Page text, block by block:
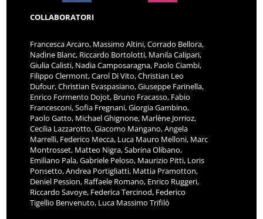
COLLABORATORI
Francesca Arcaro, Massimo Altini, Corrado Bellora,
Nadine Blanc, Riccardo Bortolotti, Manila Calipari,
Giulia Calisti, Nadia Camposaragna, Paolo Ciambi,
Filippo Clermont, Carol Di Vito, Christian Leo
Dufour, Christian Evaspasiano, Giuseppe Farinella,
Enrico Formento Dojot, Bruno Fracasso, Fabio
Francesconi, Sofia Fregnani, Giorgia Gambino,
Paolo Gatto, Michael Ghignone, Marlène Jorrioz,
Cecilia Lazzarotto, Giacomo Mangano, Angela
Marrelli, Federico Mecca, Luca Mauro Melloni, Marc
Montrosset, Matteo Nigra, Sabrina Olibano,
Emiliano Pala, Gabriele Peloso, Maurizio Pitti, Loris
Ponsetto, Andrea Portigliatti, Mattia Pramotton,
Deniel Pession, Raffaele Romano, Enrico Ruggeri,
Riccardo Savoye, Federica Tercinod, Federico
Tigellio Benvenuto, Luca Massimo Trifilò